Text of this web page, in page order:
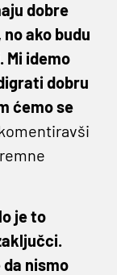
dobre
ako budu
Mi idemo
dobru
ćemo se
je to
nismo